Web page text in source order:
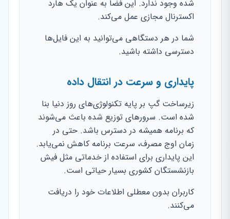
شده وجود ندارد. این فضا به عنوان یک هارد
اکسترنال مجازی عمل می‌کند.
شما در هر دستگاهی می‌توانید به این فایل‌ها
دسترسی داشته باشید.
پایداری و سرعت در انتقال داده
زیرساخت گپ بر پایه تکنولوژی‌های روز دنیا بنا
شده است. سرورهای توزیع شده باعث می‌شوند
که برنامه همیشه در دسترس باشد. حتی در
زمان اوج مصرف، سرعت برنامه کاهش نمی‌یابد.
این پایداری برای استفاده از خدماتی مثل فیش
بازنشستگان کشوری بسیار حیاتی است.
کاربران بدون معطلی اطلاعات خود را دریافت
می‌کنند.